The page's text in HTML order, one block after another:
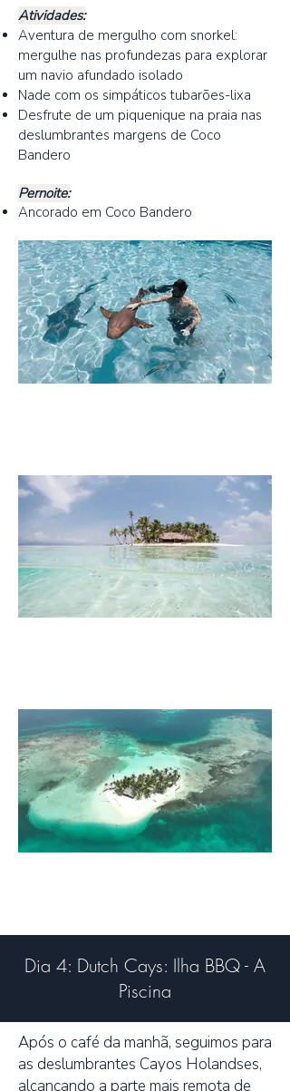
Atividades:
Aventura de mergulho com snorkel:
mergulhe nas profundezas para explorar
um navio afundado isolado
Nade com os simpáticos tubarões-lixa
Desfrute de um piquenique na praia nas
deslumbrantes margens de Coco
Bandero
Pernoite:
Ancorado em Coco Bandero
Dia 4: Dutch Cays: Ilha BBQ - A
Piscina
Após o café da manhã, seguimos para
as deslumbrantes Cayos Holandses,
alcançando a parte mais remota de